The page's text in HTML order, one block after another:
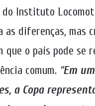
Instituto
as diferenças, mas
que o país pode se
comum. “Em
a Copa